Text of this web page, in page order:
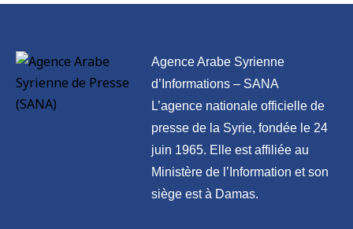
Agence Arabe Syrienne
d’Informations – SANA
L’agence nationale officielle de
presse de la Syrie, fondée le 24
juin 1965. Elle est affiliée au
Ministère de l’Information et son
siège est à Damas.